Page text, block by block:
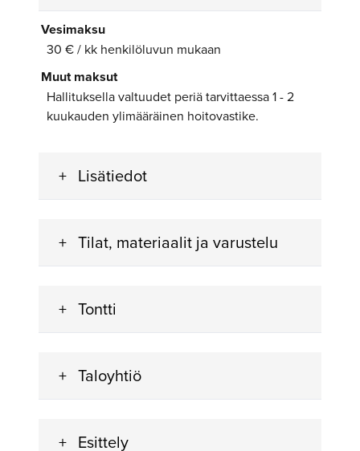
Vesimaksu
30 € / kk henkilöluvun mukaan
Muut maksut
Hallituksella valtuudet periä tarvittaessa 1 - 2
kuukauden ylimääräinen hoitovastike.
Lisätiedot
Tilat, materiaalit ja varustelu
Tontti
Taloyhtiö
Esittely